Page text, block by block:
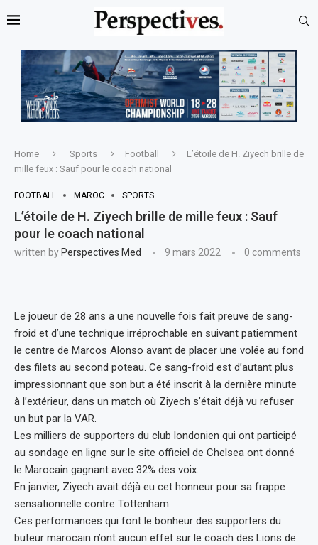
Home Sports Football
L’étoile de H. Ziyech brille de
mille feux : Sauf pour le coach national
FOOTBALL MAROC SPORTS
L’étoile de H. Ziyech brille de mille feux : Sauf
pour le coach national
written by Perspectives Med 9 mars 2022 0 comments
Le joueur de 28 ans a une nouvelle fois fait preuve de sang-
froid et d’une technique irréprochable en suivant patiemment
le centre de Marcos Alonso avant de placer une volée au fond
des filets au second poteau. Ce sang-froid est d’autant plus
impressionnant que son but a été inscrit à la dernière minute
à l’extérieur, dans un match où Ziyech s’était déjà vu refuser
un but par la VAR.
Les milliers de supporters du club londonien qui ont participé
au sondage en ligne sur le site officiel de Chelsea ont donné
le Marocain gagnant avec 32% des voix.
En janvier, Ziyech avait déjà eu cet honneur pour sa frappe
sensationnelle contre Tottenham.
Ces performances qui font le bonheur des supporters du
buteur marocain n’ont aucun effet sur le coach des Lions de